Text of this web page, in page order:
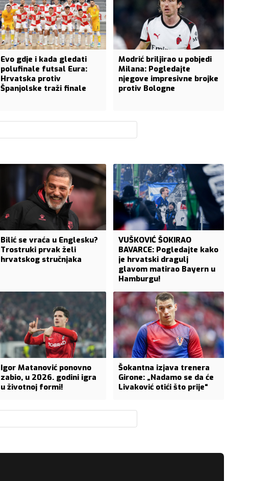
Evo gdje i kada gledati
polufinale futsal Eura:
Hrvatska protiv
Španjolske traži finale
Modrić briljirao u pobjedi
Milana: Pogledajte
njegove impresivne brojke
protiv Bologne
Bilić se vraća u Englesku?
Trostruki prvak želi
hrvatskog stručnjaka
VUŠKOVIĆ ŠOKIRAO
BAVARCE: Pogledajte kako
je hrvatski dragulj
glavom matirao Bayern u
Hamburgu!
Igor Matanović ponovno
zabio, u 2026. godini igra
u životnoj formi!
Šokantna izjava trenera
Girone: „Nadamo se da će
Livaković otići što prije“